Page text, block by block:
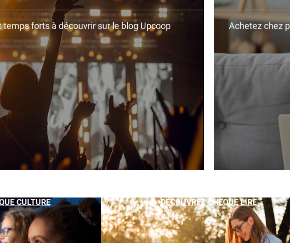
temps forts à découvrir sur le blog Upcoop Achetez chez
CULTURE DÉCOUVREZ CHÈQUE LIRE